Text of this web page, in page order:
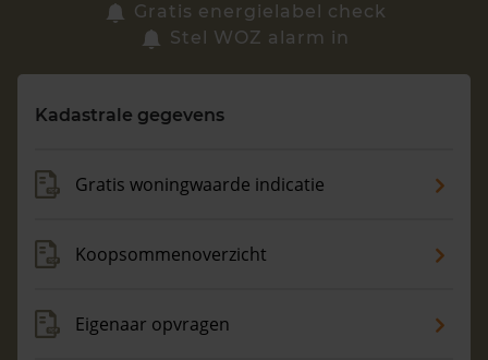
Vragen? Neem contact met ons op
088 220 4200
Gratis energielabel check
Stel WOZ alarm in
Kadastrale gegevens
Gratis woningwaarde indicatie
Koopsommenoverzicht
Eigenaar opvragen